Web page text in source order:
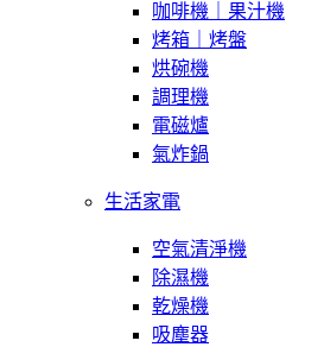
咖啡機｜果汁機
烤箱｜烤盤
烘碗機
調理機
電磁爐
氣炸鍋
生活家電
空氣清淨機
除濕機
乾燥機
吸塵器